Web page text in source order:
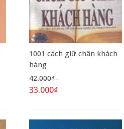
1001 cách giữ chân khách
hàng
42.000₫
33.000₫